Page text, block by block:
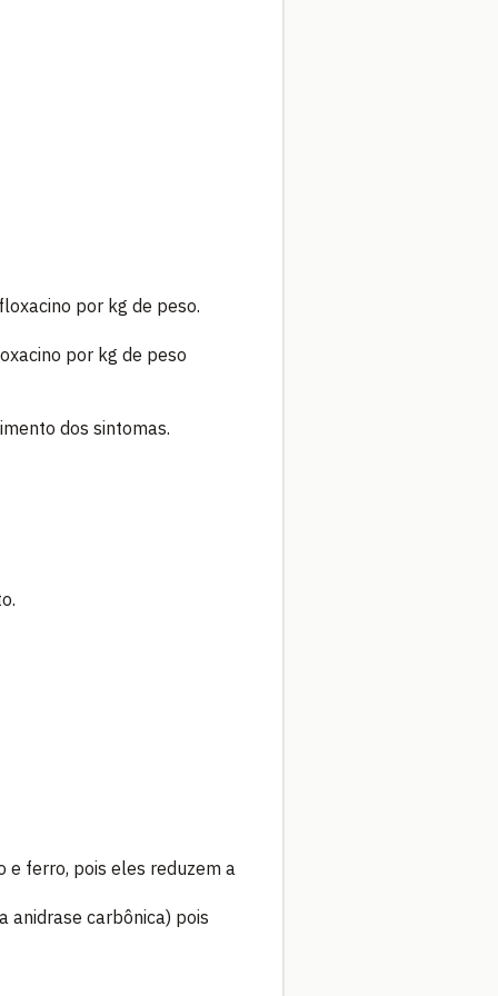
por kg de peso.
por kg de peso
dos sintomas.
e ferro, pois eles reduzem a
anidrase carbônica) pois